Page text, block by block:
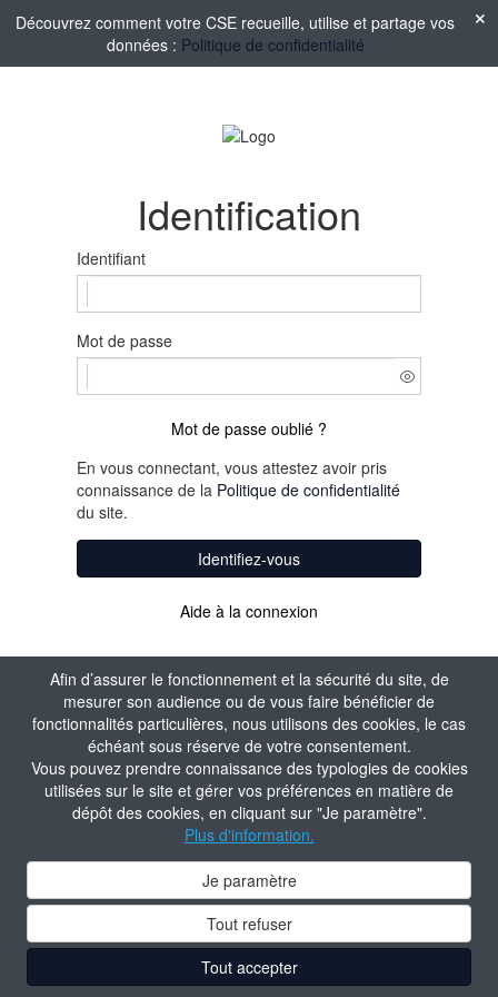
Afin d’assurer le fonctionnement et la sécurité du site, de
mesurer son audience ou de vous faire bénéficier de
fonctionnalités particulières, nous utilisons des cookies, le cas
échéant sous réserve de votre consentement.
Vous pouvez prendre connaissance des typologies de cookies
utilisées sur le site et gérer vos préférences en matière de
dépôt des cookies, en cliquant sur "Je paramètre".
Plus d'information.
Je paramètre
Tout refuser
Tout accepter
Découvrez comment votre CSE recueille, utilise et partage vos
données : Politique de confidentialité
Identification
Identifiant
Mot de passe
Mot de passe oublié ?
En vous connectant, vous attestez avoir pris
connaissance de la Politique de confidentialité
du site.
Identifiez-vous
Aide à la connexion